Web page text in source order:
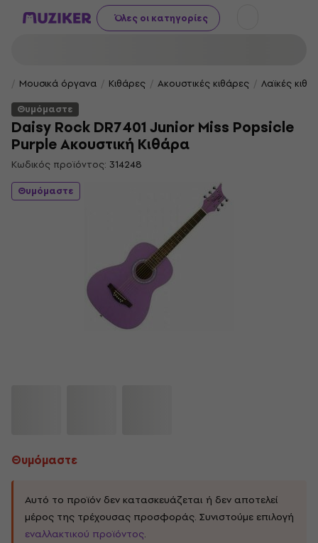
Όλες οι κατηγορίες
Μουσικά όργανα Κιθάρες Ακουστικές κιθάρες
Λαϊκές
Θυμόμαστε
Daisy Rock DR7401 Junior Miss Popsicle
Purple Ακουστική Κιθάρα
Κωδικός προϊόντος: 314248
Θυμόμαστε
Θυμόμαστε
Αυτό το προϊόν δεν κατασκευάζεται ή δεν αποτελεί
μέρος της τρέχουσας προσφοράς. Συνιστούμε επιλογή
εναλλακτικού προϊόντος.